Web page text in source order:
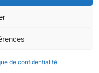
de confidentialité
Mentions légales